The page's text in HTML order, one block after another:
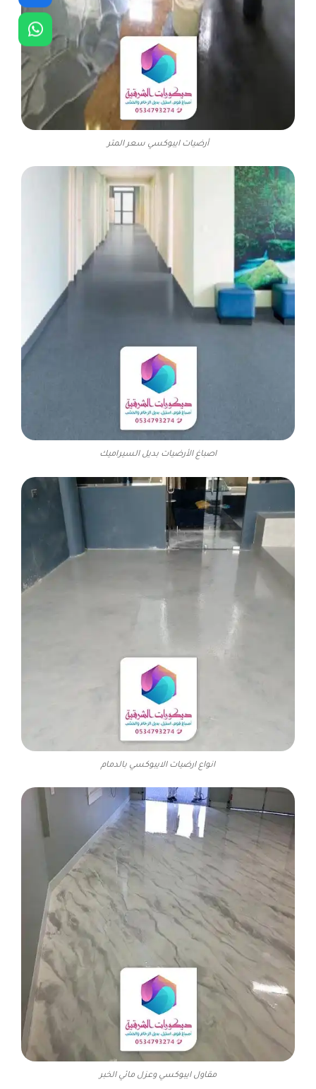
أرضيات ايبوكسي سعر المتر
اصباغ الأرضيات بديل السيراميك
انواع ارضيات الايبوكسي بالدمام
مقاول ايبوكسي وعزل مائي الخبر